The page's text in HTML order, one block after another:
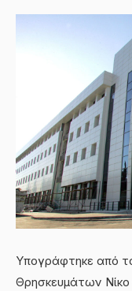
Υπογράφτηκε από
Θρησκευμάτων